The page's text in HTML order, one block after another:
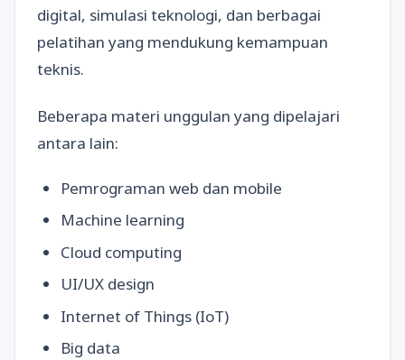
digital, simulasi teknologi, dan berbagai
pelatihan yang mendukung kemampuan
teknis.
Beberapa materi unggulan yang dipelajari
antara lain:
Pemrograman web dan mobile
Machine learning
Cloud computing
UI/UX design
Internet of Things (IoT)
Big data